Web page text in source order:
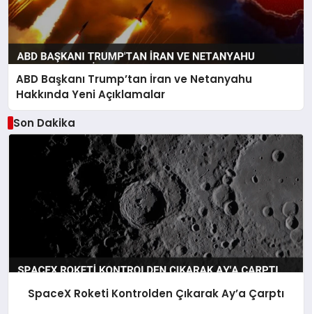
ABD Başkanı Trump’tan İran ve Netanyahu
Hakkında Yeni Açıklamalar
Son Dakika
SpaceX Roketi Kontrolden Çıkarak Ay’a Çarptı